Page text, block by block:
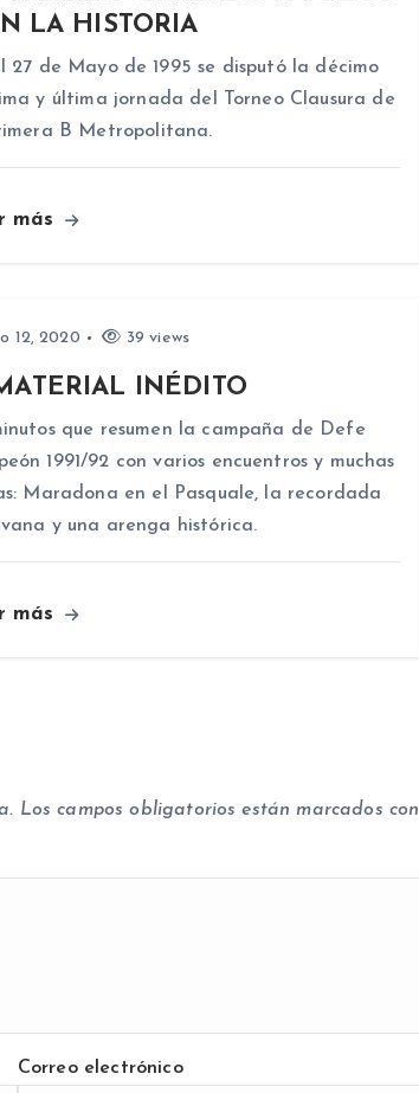
LA HISTORIA
27 de Mayo de 1995 se disputó la décimo
y última jornada del Torneo Clausura de
B Metropolitana.
más
12, 2020 39 views
INÉDITO
que resumen la campaña de Defe
1991/92 con varios encuentros y muchas
Maradona en el Pasquale, la recordada
y una arenga histórica.
más
Los campos obligatorios están marcados con
Correo electrónico